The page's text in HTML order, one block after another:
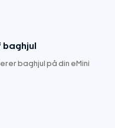
baghjul på din eMini